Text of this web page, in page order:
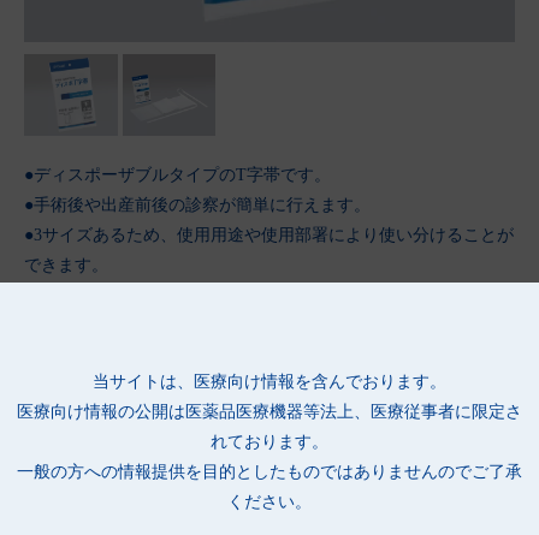
当サイトは、医療向け情報を含んでおります。
医療向け情報の公開は 医薬品医療機器等法上、医療従事者に限定さ
れております。
一般の方への情報提供を目的としたものではありませんのでご了承
ください。
●ディスポーザブルタイプのT字帯です。
●手術後や出産前後の診察が簡単に行えます。
●3サイズあるため、使用用途や使用部署により使い分けることが
できます。